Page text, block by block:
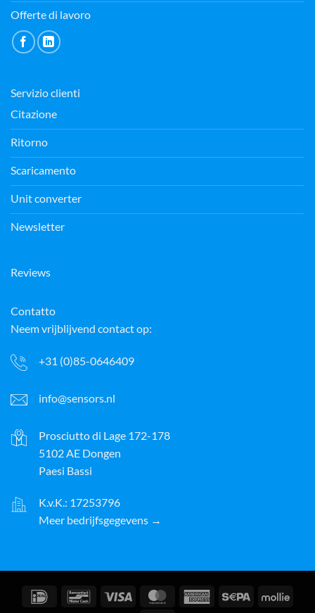
Offerte di lavoro
Servizio clienti
Citazione
Ritorno
Scaricamento
Unit converter
Newsletter
Reviews
Contatto
Neem vrijblijvend contact op:
+31 (0)85-0646409
info@sensors.nl
Prosciutto di Lage 172-178
5102 AE Dongen
Paesi Bassi
K.v.K.: 17253796
Meer bedrijfsgegevens →
IDeal BancontactVisto MasterCardAmerican Sepa